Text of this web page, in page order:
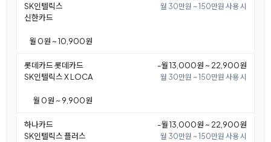
SK인텔릭스
신한카드
월 30만원 ~ 150만원 사용 시
월 0원 ~ 10,900원
롯데카드 롯데카드
SK인텔릭스 X LOCA
-월 13,000원 ~ 22,900원
월 30만원 ~ 150만원 사용 시
월 0원 ~ 9,900원
하나카드
SK인텔릭스 플러스
-월 13,000원 ~ 22,900원
월 30만원 ~ 150만원 사용 시